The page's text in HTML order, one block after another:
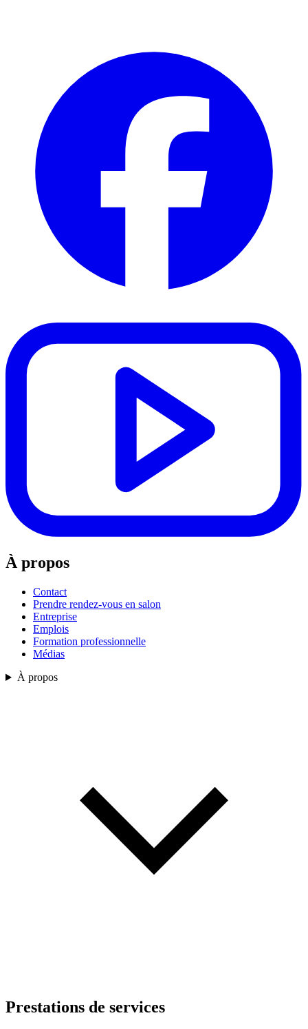
À propos
Contact
Prendre rendez-vous en salon
Entreprise
Emplois
Formation professionnelle
Médias
À propos
Prestations de services